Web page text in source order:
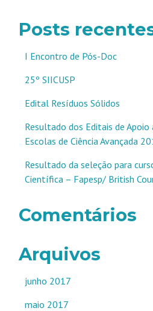
Posts
I Encontro de Pós-Doc
25º SIICUSP
Edital Resíduos Sólidos
Resultado dos Editais de
Escolas de Ciência Avançada
Resultado da seleção para
Científica – Fapesp/ British
Comentários
Arquivos
junho 2017
maio 2017